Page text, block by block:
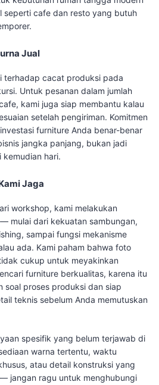
seperti cafe dan resto yang butuh
Jual
terhadap cacat produksi pada
Untuk pesanan dalam jumlah
kami juga siap membantu kalau
setelah pengiriman. Komitmen
furniture Anda benar-benar
jangka panjang, bukan jadi
hari.
Jaga
workshop, kami melakukan
mulai dari kekuatan sambungan,
sampai fungsi mekanisme
ada. Kami paham bahwa foto
cukup untuk meyakinkan
furniture berkualitas, karena itu
soal proses produksi dan siap
teknis sebelum Anda memutuskan
spesifik yang belum terjawab di
warna tertentu, waktu
atau detail konstruksi yang
jangan ragu untuk menghubungi